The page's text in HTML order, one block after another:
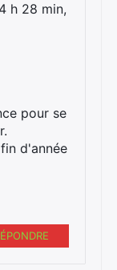
h 28 min,
pour se
d'année